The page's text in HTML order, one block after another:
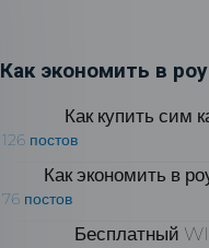
Как экономить в
Как купить сим
126 постов
Как экономить в
76 постов
Бесплатный